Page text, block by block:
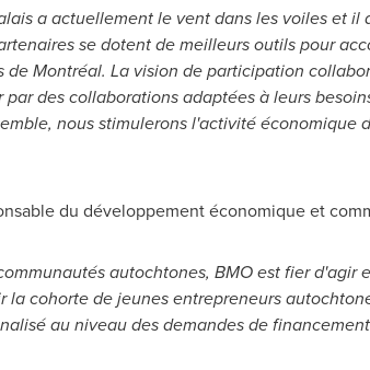
a actuellement le vent dans les voiles et
se dotent de meilleurs outils pour
Montréal. La vision de participation
des collaborations adaptées à leurs
nous stimulerons l'activité
du développement économique et
autochtones, BMO est fier
cohorte de jeunes entrepreneurs
au niveau des demandes de